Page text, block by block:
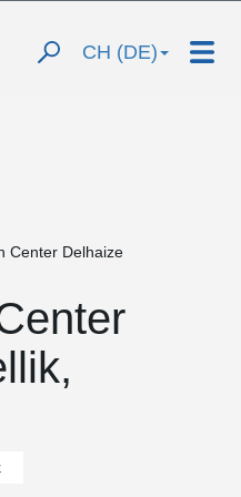
CH (DE)
Center Delhaize